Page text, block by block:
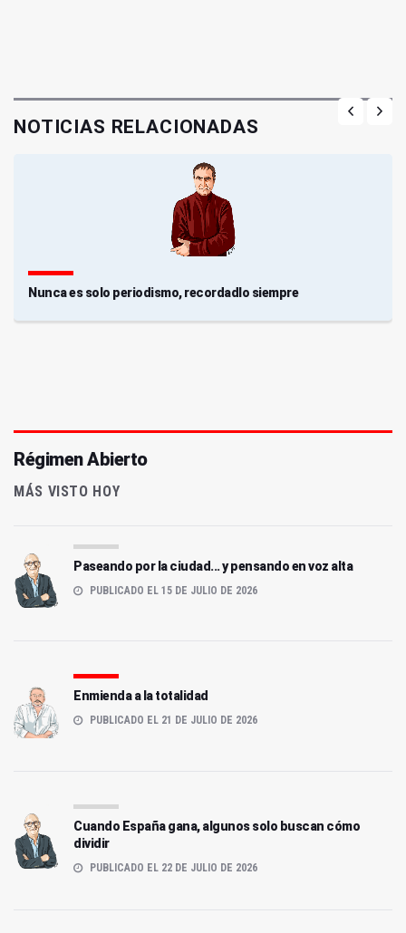
NOTICIAS RELACIONADAS
Nunca es solo periodismo, recordadlo siempre
Régimen Abierto
MÁS VISTO HOY
Paseando por la ciudad... y pensando en voz alta
PUBLICADO EL 15 DE JULIO DE 2026
Enmienda a la totalidad
PUBLICADO EL 21 DE JULIO DE 2026
Cuando España gana, algunos solo buscan cómo
dividir
PUBLICADO EL 22 DE JULIO DE 2026